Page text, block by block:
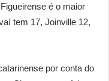
é o maior
tem 17, Joinville 12,
por conta do